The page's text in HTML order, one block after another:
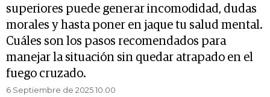
superiores puede generar incomodidad, dudas
morales y hasta poner en jaque tu salud mental.
Cuáles son los pasos recomendados para
manejar la situación sin quedar atrapado en el
fuego cruzado.
6 Septiembre de 2025 10.00